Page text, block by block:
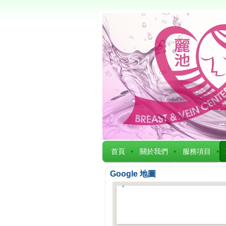
首頁 關於我們 服務項目
Google 地圖